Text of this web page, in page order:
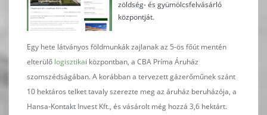
zöldség- és gyümölcsfelvásárló
központját.
Egy hete látványos földmunkák zajlanak az 5-ös főút mentén
elterülő logisztikai központban, a CBA Príma Áruház
szomszédságában. A korábban a tervezett gázerőműnek szánt
10 hektáros telket tavaly szerezte meg az áruház beruházója, a
Hansa-Kontakt Invest Kft., és vásárolt még hozzá 3,6 hektárt.